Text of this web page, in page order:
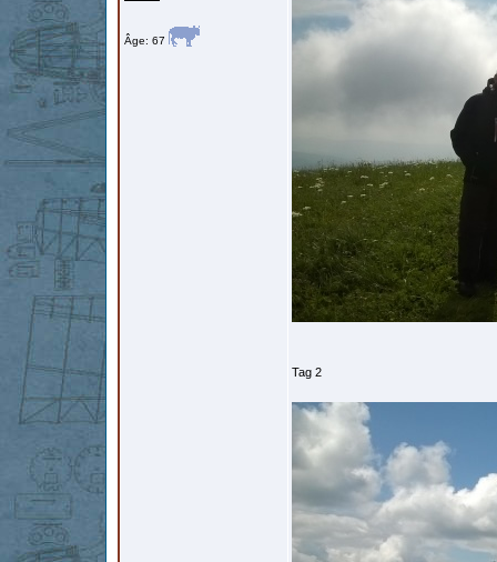
Âge: 67
Tag 2